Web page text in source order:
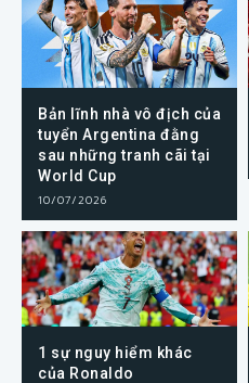
Bản lĩnh nhà vô địch của
tuyển Argentina đằng
sau những tranh cãi tại
World Cup
10/07/2026
1 sự nguy hiểm khác
của Ronaldo